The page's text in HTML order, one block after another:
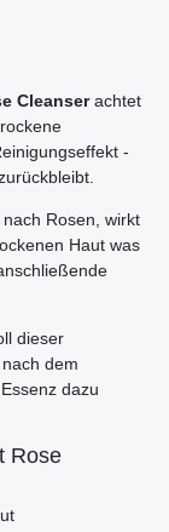
Cleanserachtet
-
Rosen, wirkt
Haut was
dieser
dem
dazu
Rose